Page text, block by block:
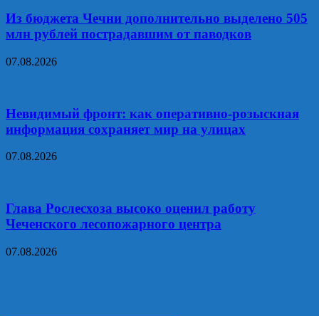
Из бюджета Чечни дополнительно выделено 505
млн рублей пострадавшим от паводков
07.08.2026
Невидимый фронт: как оперативно-розыскная
информация сохраняет мир на улицах
07.08.2026
Глава Рослесхоза высоко оценил работу
Чеченского лесопожарного центра
07.08.2026